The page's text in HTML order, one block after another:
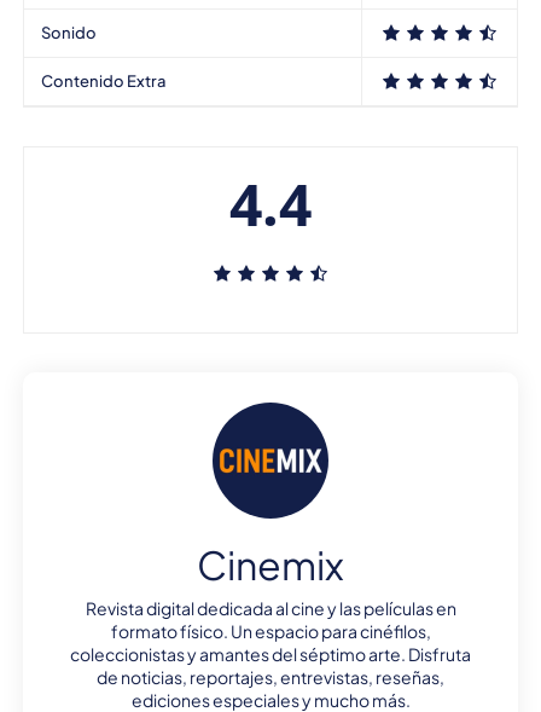
Sonido
Contenido Extra
4.4
Cinemix
Revista digital dedicada al cine y las películas en
formato físico. Un espacio para cinéfilos,
coleccionistas y amantes del séptimo arte. Disfruta
de noticias, reportajes, entrevistas, reseñas,
ediciones especiales y mucho más.